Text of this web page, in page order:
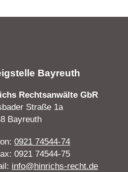
Bayreuth
Rechtsanwälte GbR
Straße 1a
Bayreuth
0921 74544-74
0921 74544-75
info@hinrichs-recht.de